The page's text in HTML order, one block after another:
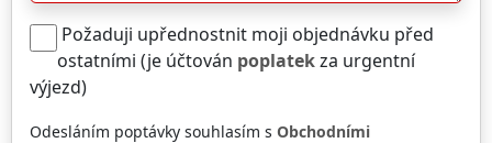
Požaduji upřednostnit moji objednávku před
ostatními (je účtován poplatekza urgentní
výjezd)
Odesláním poptávky souhlasím s Obchodními